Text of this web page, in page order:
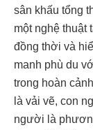
sân khấu tổng
một nghệ thuật
đồng thời và
manh phù du
trong hoàn
là vải vẽ, con
người là